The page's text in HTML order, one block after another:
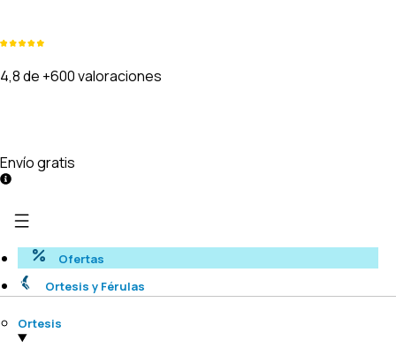
4,8 de +600 valoraciones
Envío gratis
Ofertas
Ortesis y Férulas
Ortesis